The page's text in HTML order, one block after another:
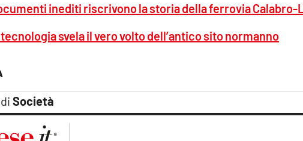
Società
inediti riscrivono la storia della ferrovia Calabro-
svela il vero volto dell’antico sito normanno